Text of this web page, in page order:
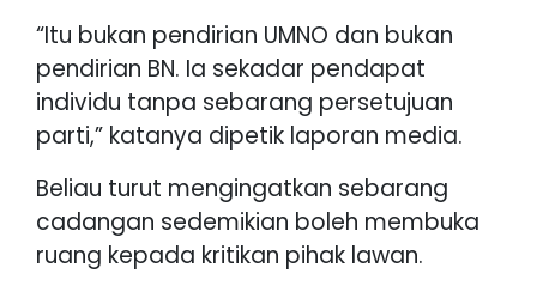
“Itu bukan pendirian UMNO dan bukan
pendirian BN. Ia sekadar pendapat
individu tanpa sebarang persetujuan
parti,” katanya dipetik laporan media.
Beliau turut mengingatkan sebarang
cadangan sedemikian boleh membuka
ruang kepada kritikan pihak lawan.